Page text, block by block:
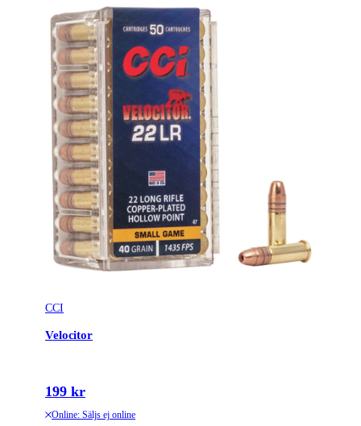
CCI
Velocitor
199 kr
Online: Säljs ej online